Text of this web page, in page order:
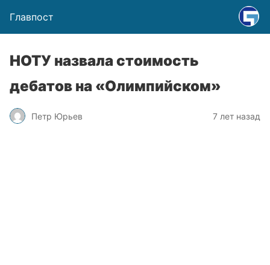
Главпост
НОТУ назвала стоимость
дебатов на «Олимпийском»
Петр Юрьев 7 лет назад